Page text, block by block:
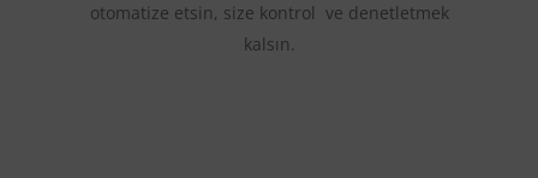
otomatize etsin, size kontrol ve denetletmek
kalsın.